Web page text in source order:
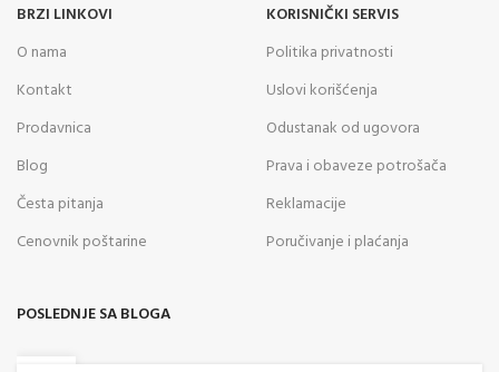
BRZI LINKOVI
O nama
Kontakt
Prodavnica
Blog
Česta pitanja
Cenovnik poštarine
KORISNIČKI SERVIS
Politika privatnosti
Uslovi korišćenja
Odustanak od ugovora
Prava i obaveze potrošača
Reklamacije
Poručivanje i plaćanja
POSLEDNJE SA BLOGA